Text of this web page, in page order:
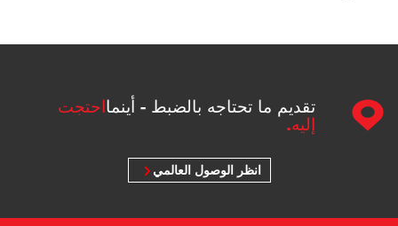
تقديم ما تحتاجه بالضبط - أينمااحتجت
إليه.
انظر الوصول العالمي